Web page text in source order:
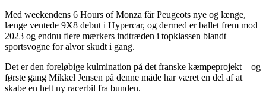
Med weekendens 6 Hours of Monza får Peugeots nye og længe,
længe ventede 9X8 debut i Hypercar, og dermed er ballet frem mod
2023 og endnu flere mærkers indtræden i topklassen blandt
sportsvogne for alvor skudt i gang.
Det er den foreløbige kulmination på det franske kæmpeprojekt – og
første gang Mikkel Jensen på denne måde har været en del af at
skabe en helt ny racerbil fra bunden.